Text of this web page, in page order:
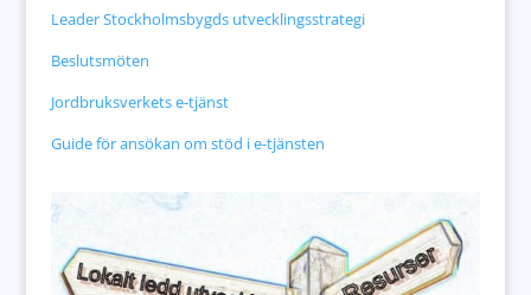
Leader Stockholmsbygds utvecklingsstrategi
Beslutsmöten
Jordbruksverkets e-tjänst
Guide för ansökan om stöd i e-tjänsten